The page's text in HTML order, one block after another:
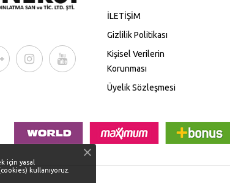
İLETİŞİM
Gizlilik Politikası
Kişisel Verilerin
Korunması
Üyelik Sözleşmesi
için yasal
kullanıyoruz.